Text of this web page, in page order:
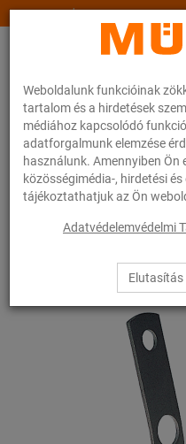
Weboldalunk funkcióinak
tartalom és a hirdetések
médiához kapcsolódó
adatforgalmunk elemzése
használunk. Amennyiben Ön
közösségimédia-, hirdetési
tájékoztathatjuk az Ön
Adatvédelemvédelmi
Elutasítás
www.muepro.hu
Webáruhàz Rögzítéstechnika
Trapézlemez függesztő